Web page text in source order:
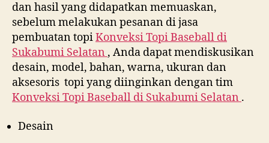
dan hasil yang didapatkan memuaskan,
sebelum melakukan pesanan di jasa
pembuatan topiKonveksi Topi Baseball di
Sukabumi Selatan , Anda dapat mendiskusikan
desain, model, bahan, warna, ukuran dan
aksesoris topi yang diinginkan dengan tim
Konveksi Topi Baseball di Sukabumi Selatan .
Desain